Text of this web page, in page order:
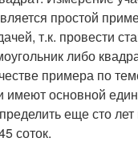
простой
т.к. провести
либо
примера по
имеют основной
еще сто
соток.